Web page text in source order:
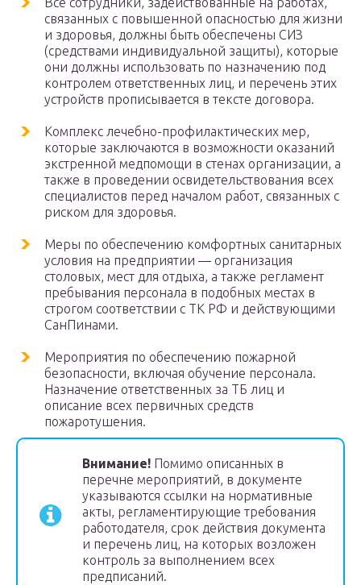
связанных с повышенной опасностью для жизни
и здоровья, должны быть обеспечены СИЗ
(средствами индивидуальной защиты), которые
они должны использовать по назначению под
контролем ответственных лиц, и перечень этих
устройств прописывается в тексте договора.
Комплекс лечебно-профилактических мер,
которые заключаются в возможности оказаний
экстренной медпомощи в стенах организации, а
также в проведении освидетельствования всех
специалистов перед началом работ, связанных с
риском для здоровья.
Меры по обеспечению комфортных санитарных
условия на предприятии — организация
столовых, мест для отдыха, а также регламент
пребывания персонала в подобных местах в
строгом соответствии с ТК РФ и действующими
СанПинами.
Мероприятия по обеспечению пожарной
безопасности, включая обучение персонала.
Назначение ответственных за ТБ лиц и
описание всех первичных средств
пожаротушения.
Внимание! Помимо описанных в
перечне мероприятий, в документе
указываются ссылки на нормативные
акты, регламентирующие требования
работодателя, срок действия документа
и перечень лиц, на которых возложен
контроль за выполнением всех
предписаний.